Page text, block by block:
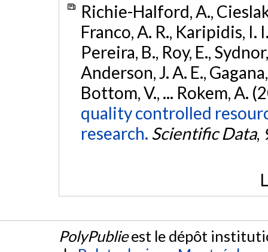
Richie-Halford, A.,
Franco, A. R., Karipidis, I.
Pereira, B., Roy, E.,
Anderson, J. A. E.,
Bottom, V., ... Rokem, A.
quality controlled
research. Scientific Data,
PolyPublieest le dépôt